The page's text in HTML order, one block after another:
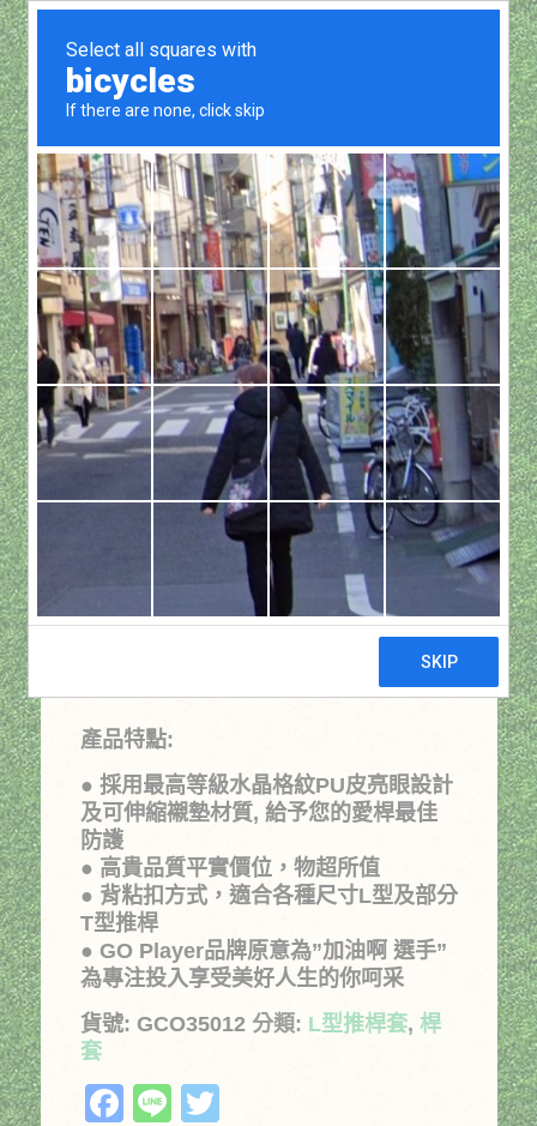
Show all
水晶PU推桿套L(白)
始
價
格：
NT$380。
前
格：
NT$266。
產品特點:
● 採用最高等級水晶格紋PU皮亮眼設計
及可伸縮襯墊材質, 給予您的愛桿最佳
防護
● 高貴品質平實價位，物超所值
● 背粘扣方式，適合各種尺寸L型及部分
T型推桿
● GO Player品牌原意為”加油啊 選手”
為專注投入享受美好人生的你呵采
貨號: GCO35012 分類: L型推桿套, 桿
套
Facebook
LineTwitter